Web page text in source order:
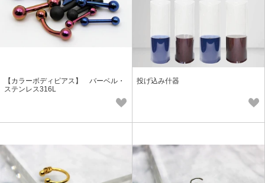
【カラーボディピアス】 バーベル・
ステンレス316L
投げ込み什器